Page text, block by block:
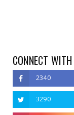
CONNECT
2340
3290